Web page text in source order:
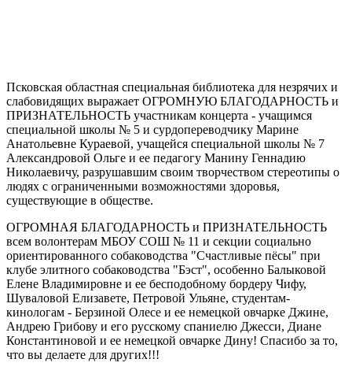
Псковская областная специальная библиотека для незрячих и
слабовидящих выражает ОГРОМНУЮ БЛАГОДАРНОСТЬ и
ПРИЗНАТЕЛЬНОСТЬ участникам концерта - учащимся
специальной школы № 5 и сурдопереводчику Марине
Анатольевне Кураевой, учащейся специальной школы № 7
Александровой Ольге и ее педагогу Манину Геннадию
Николаевичу, разрушавшим своим творчеством стереотипы о
людях с ограниченными возможностями здоровья,
существующие в обществе.
ОГРОМНАЯ БЛАГОДАРНОСТЬ и ПРИЗНАТЕЛЬНОСТЬ
всем волонтерам МБОУ СОШ № 11 и секции социально
ориентированного собаководства "Счастливые пёсы" при
клубе элитного собаководства "Бэст", особенно Балыковой
Елене Владимировне и ее бесподобному бордеру Чифу,
Шуваловой Елизавете, Петровой Ульяне, студентам-
кинологам - Берзиной Олесе и ее немецкой овчарке Джине,
Андрею Грибову и его русскому спаниелю Джесси, Диане
Константиновой и ее немецкой овчарке Дину! Спасибо за то,
что вы делаете для других!!!